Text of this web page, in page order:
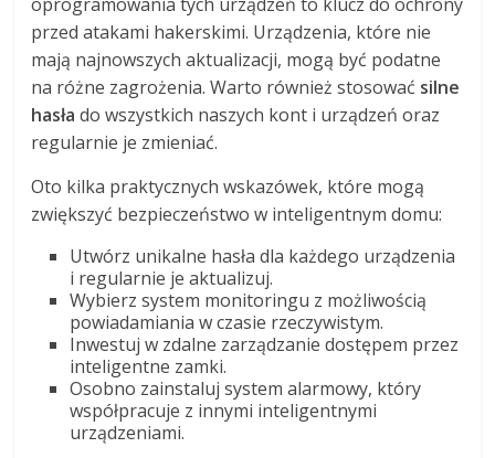
przed atakami hakerskimi. Urządzenia, które nie
mają najnowszych aktualizacji, mogą być podatne
na różne zagrożenia. Warto również stosować silne
hasła do wszystkich naszych kont i urządzeń oraz
regularnie je zmieniać.
Oto kilka praktycznych wskazówek, które mogą
zwiększyć bezpieczeństwo w inteligentnym domu:
Utwórz unikalne hasła dla każdego urządzenia
i regularnie je aktualizuj.
Wybierz system monitoringu z możliwością
powiadamiania w czasie rzeczywistym.
Inwestuj w zdalne zarządzanie dostępem przez
inteligentne zamki.
Osobno zainstaluj system alarmowy, który
współpracuje z innymi inteligentnymi
urządzeniami.